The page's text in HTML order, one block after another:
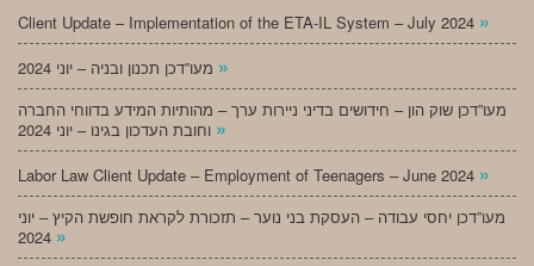
Client Update – Implementation of the ETA-IL System – July 2024 »
»
מעו”דכן שוק הון – חידושים בדיני ניירות ערך – מהותיות המידע בדווחי החברה
»
Labor Law Client Update – Employment of Teenagers – June 2024 »
מעו”דכן יחסי עבודה – העסקת בני נוער – תזכורת לקראת חופשת הקיץ – יוני
»